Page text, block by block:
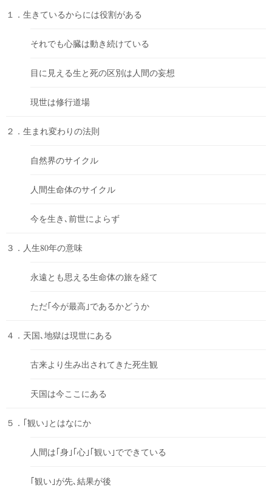
１．生きているからには役割がある
それでも心臓は動き続けている
目に見える生と死の区別は人間の妄想
現世は修行道場
２．生まれ変わりの法則
自然界のサイクル
人間生命体のサイクル
今を生き､前世によらず
３．人生80年の意味
永遠とも思える生命体の旅を経て
ただ｢今が最高｣であるかどうか
４．天国､地獄は現世にある
古来より生み出されてきた死生観
天国は今ここにある
５．｢観い｣とはなにか
人間は｢身｣｢心｣｢観い｣でできている
｢観い｣が先､結果が後